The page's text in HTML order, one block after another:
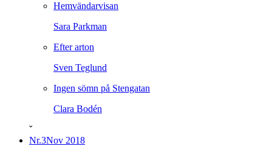
Hemvändarvisan
Sara Parkman
Efter arton
Sven Teglund
Ingen sömn på Stengatan
Clara Bodén
ˇ
Nr.3Nov 2018